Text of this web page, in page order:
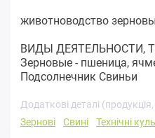
животноводство
ВИДЫ ДЕЯТЕЛЬНОСТИ,
Зерновые - пшеница,
Подсолнечник Свиньи
Додаткові деталі
Зернові
Свині Технічні